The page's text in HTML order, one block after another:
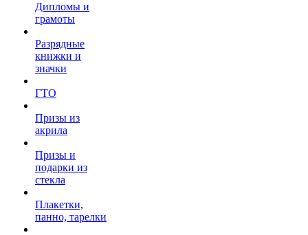
Дипломы и
грамоты
Разрядные
книжки и
значки
ГТО
Призы из
акрила
Призы и
подарки из
стекла
Плакетки,
панно, тарелки